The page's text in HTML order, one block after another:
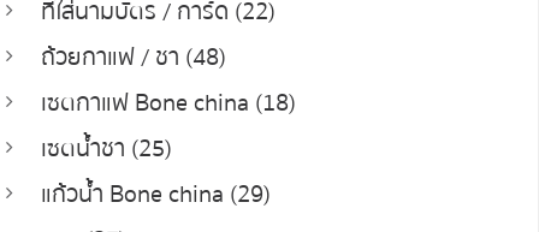
ที่ใส่นามบัตร / การ์ด (22)
ถ้วยกาแฟ / ชา (48)
เซตกาแฟ Bone china (18)
เซตน้ำชา (25)
แก้วน้ำ Bone china (29)